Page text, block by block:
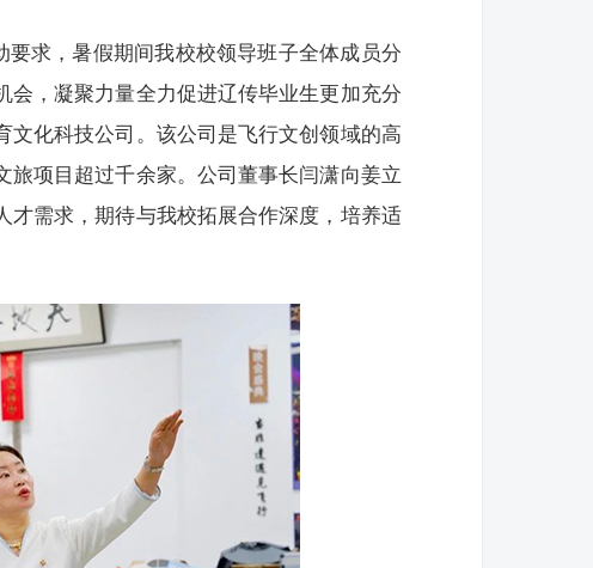
要求，暑假期间我校校领导班子全体成员分
，凝聚力量全力促进辽传毕业生更加充分
化科技公司。该公司是飞行文创领域的高
项目超过千余家。公司董事长闫潇向姜立
需求，期待与我校拓展合作深度，培养适